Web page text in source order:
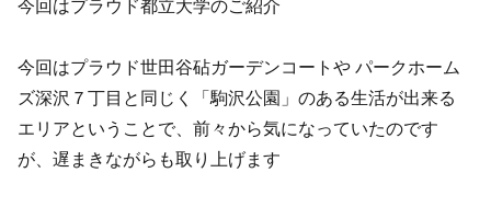
今回はプラウド都立大学のご紹介
今回はプラウド世田谷砧ガーデンコートや パークホーム
ズ深沢７丁目と同じく「駒沢公園」のある生活が出来る
エリアということで、前々から気になっていたのです
が、遅まきながらも取り上げます